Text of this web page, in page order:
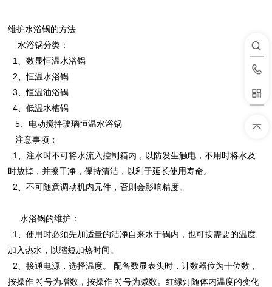
维护水浴锅的方法
水浴锅分类：
1、数显恒温水浴锅
2、恒温水浴锅
3、恒温油浴锅
4、低温水槽锅
5、电动搅拌玻璃恒温水浴锅
注意事项：
1、注水时不可将水流入控制箱内，以防发生触电，不用时将水及
时放掉，并擦干净，保持清洁，以利于延长使用寿命。
2、不可随意调动机内元件，否则会影响精度。
水浴锅的维护：
1、使用时必须先加适量的洁净自来水于锅内，也可按需要的温度
加入热水，以缩短加热时间。
2、接通电源，选择温度。 配备数显表头时，计数器位为十位数，
按操作 符号为增数，按操作 符号为减数。红绿灯随体内温度的变化